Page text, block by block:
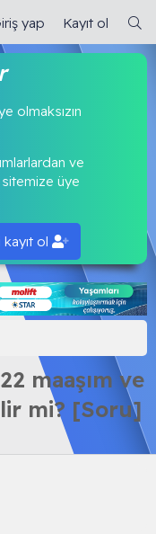
yap Kayıt ol
olmaksızın
ve
üye
ol
maaşım ve
mi? [Soru]